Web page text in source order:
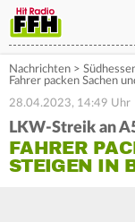
Nachrichten >
Fahrer packen Sachen
28.04.2023, 14:49 Uhr
LKW-Streik an
FAHRER
STEIGEN IN